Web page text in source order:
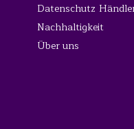
Datenschutz
Nachhaltigkeit
Über uns